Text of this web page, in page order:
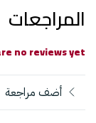
المراجعات
no reviews yet
أضف مراجعة